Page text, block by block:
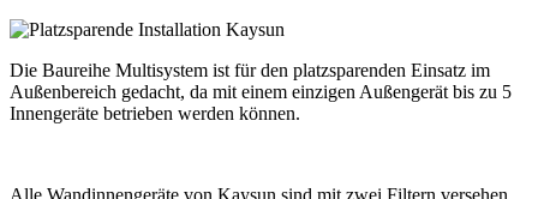
Die Baureihe Multisystem ist für den platzsparenden Einsatz im
Außenbereich gedacht, da mit einem einzigen Außengerät bis zu 5
Innengeräte betrieben werden können.
Alle Wandinnengeräte von Kaysun sind mit zwei Filtern versehen.